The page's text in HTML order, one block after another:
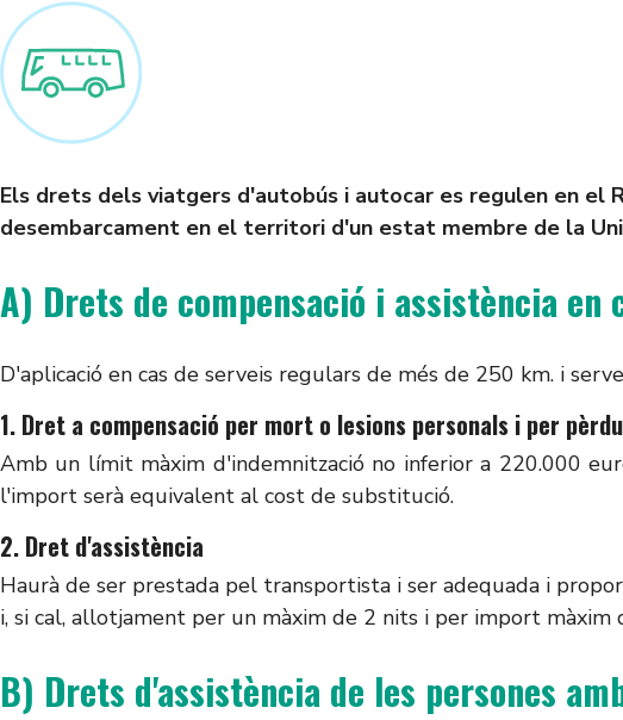
Els drets dels viatgers d'autobús i autocar es regulen en el
desembarcament en el territori d'un estat membre de la
A) Drets de compensació i assistència en
D'aplicació en cas de serveis regulars de més de 250 km. i
1. Dret a compensació per mort o lesions personals i per
Amb un límit màxim d'indemnització no inferior a 220.000
l'import serà equivalent al cost de substitució.
2. Dret d'assistència
Haurà de ser prestada pel transportista i ser adequada i
i, si cal, allotjament per un màxim de 2 nits i per import màxim
B) Drets d'assistència de les persones